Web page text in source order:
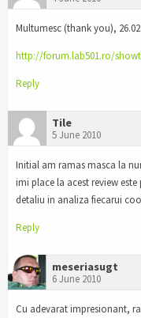
Multumesc (thank you),
http://forum.lab501.ro/
Reply
Tile
5 June 2010
Initial am ramas masca la
imi place la acest review
detaliu in analiza fiecarui
Reply
meseriasugt
6 June 2010
Cu adevarat impresionant,